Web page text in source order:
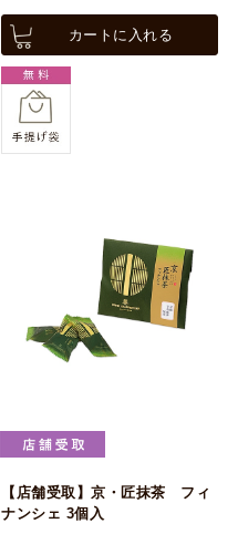
カートに入れる
【店舗受取】京・匠抹茶 フィ
ナンシェ 3個入